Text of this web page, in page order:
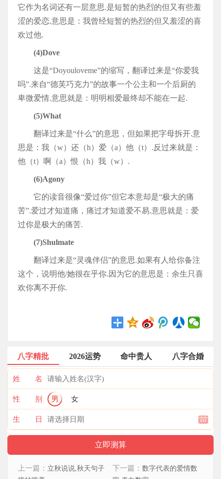
它作为名词还有一层意思.是短暂的热烈的但又有些羞
涩的爱恋.意思是：我曾经短暂的热烈的但又羞涩的喜
欢过他.
(4)Dove
这是“Doyouloveme”的缩写，翻译过来是“你爱我
吗”.来自“德芙巧克力”的故事一个公主和一个后厨的
卑微爱情.意思就是：明明相爱最终却不能在一起.
(5)What
翻译过来是“什么”的意思，但如果把字母拆开.意
思是：我（w）还（h）爱（a）他（t）.反过来就是：
他（t）啊（a）恨（h）我（w）.
(6)Agony
它的读音很像“爱过你”但它本意却是“极大的痛
苦”.爱过才知道痛，痛过才知道爱不易.意思就是：爱
过你是极大的痛苦.
(7)Shulmate
翻译过来是“灵魂伴侣”的意思.如果有人给你备注
这个，说明他/她很在乎你.因为它的意思是：余生只喜
欢你离不开你.
八字精批 2026运势 命中贵人 八字合婚
姓 名
性 别 男 女
生 日
上一篇： 立秋说说,秋天句子 下一篇： 数字代表的爱情数